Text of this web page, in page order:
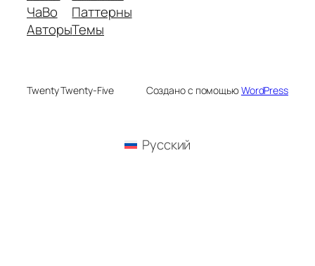
ЧаВо
Авторы
Паттерны
Темы
Twenty Twenty-Five Создано с помощьюWordPress
Русский